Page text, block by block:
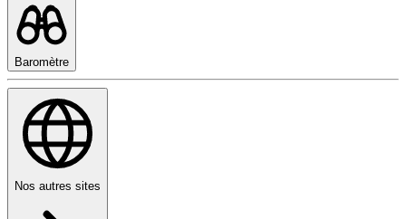
Baromètre
Nos autres sites